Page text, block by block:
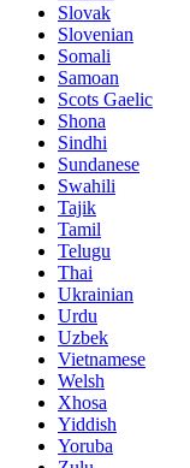
Slovak
Slovenian
Somali
Samoan
Scots Gaelic
Shona
Sindhi
Sundanese
Swahili
Tajik
Tamil
Telugu
Thai
Ukrainian
Urdu
Uzbek
Vietnamese
Welsh
Xhosa
Yiddish
Yoruba